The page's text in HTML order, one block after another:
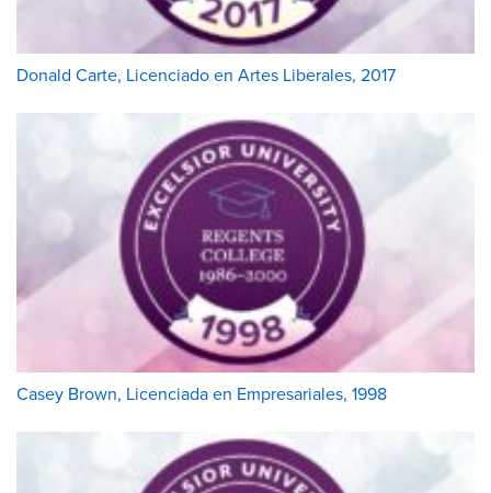
Donald Carte, Licenciado en Artes Liberales, 2017
Casey Brown, Licenciada en Empresariales, 1998